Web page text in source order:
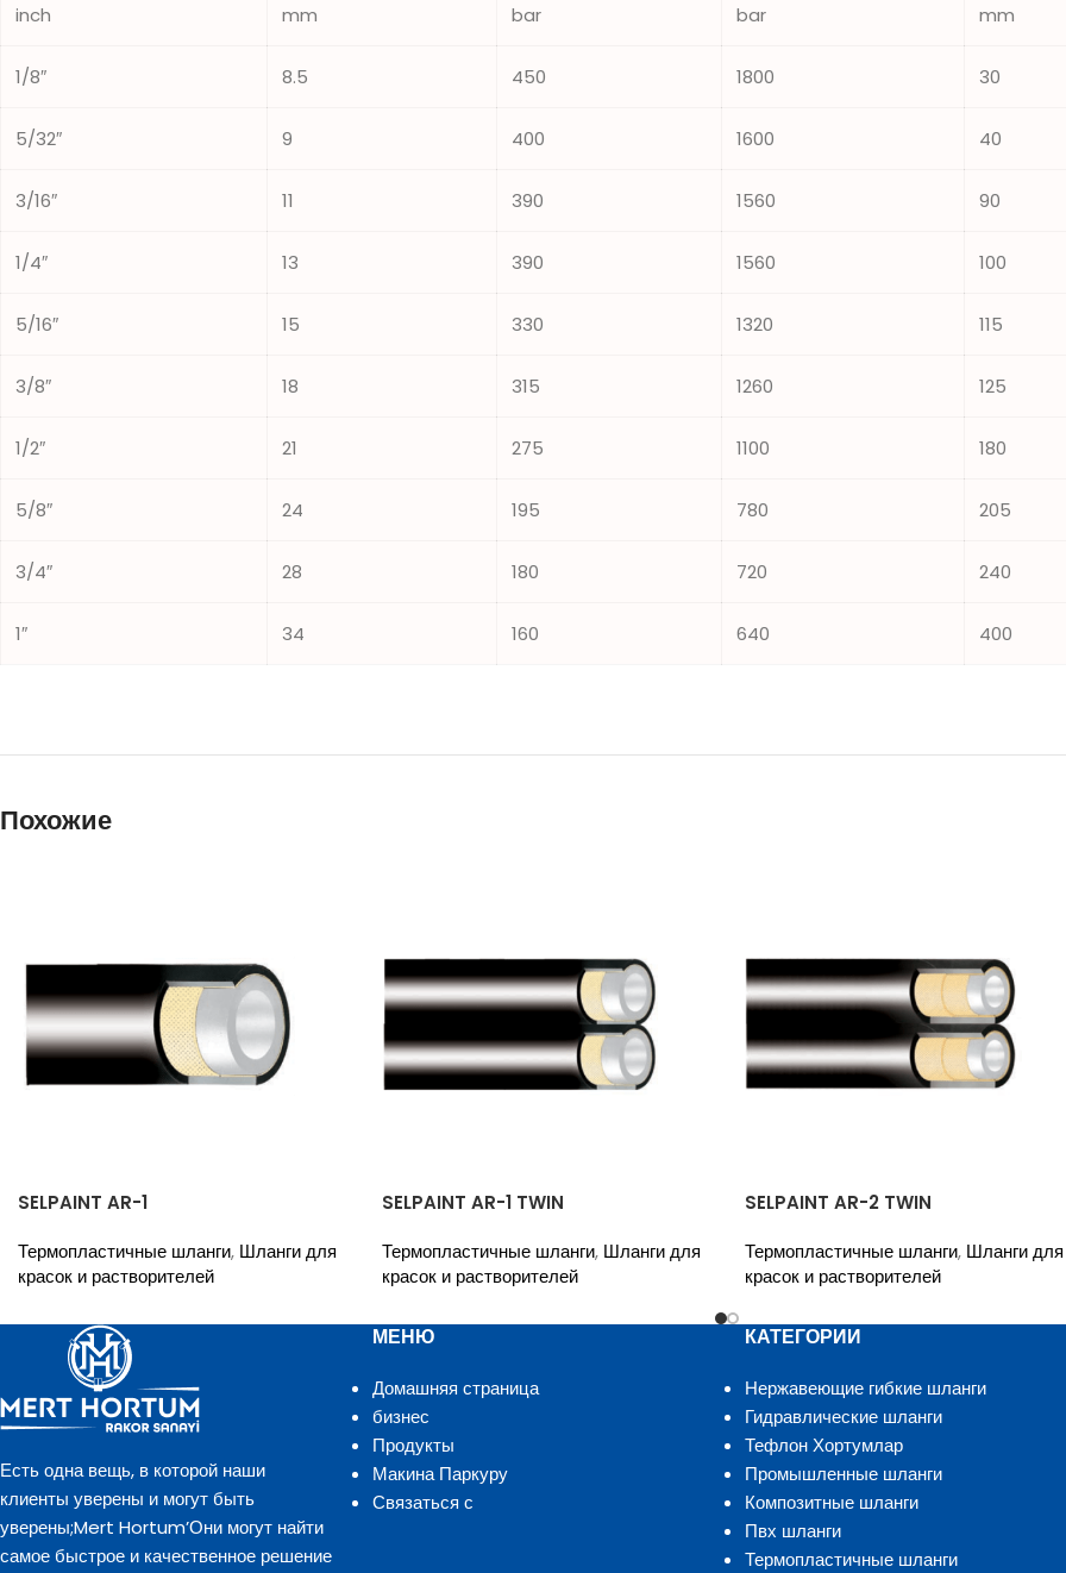
inch mm bar bar mm
1/8″ 8.5 450 1800 30
5/32″ 9 400 1600 40
3/16″ 11 390 1560 90
1/4″ 13 390 1560 100
5/16″ 15 330 1320 115
3/8″ 18 315 1260 125
1/2″ 21 275 1100 180
5/8″ 24 195 780 205
3/4″ 28 180 720 240
1″ 34 160 640 400
Похожие
SELPAINT AR-1
Термопластичные шланги, Шланги для
красок и растворителей
SELPAINT AR-1 TWIN
Термопластичные шланги, Шланги для
красок и растворителей
SELPAINT AR-2 TWIN
Термопластичные шланги, Шланги для
красок и растворителей
Есть одна вещь, в которой наши
клиенты уверены и могут быть
уверены;Mert Hortum’Они могут найти
самое быстрое и качественное решение
МЕНЮ
Домашняя страница
бизнес
Продукты
Макина Паркуру
Связаться с
КАТЕГОРИИ
Нержавеющие гибкие шланги
Гидравлические шланги
Тефлон Хортумлар
Промышленные шланги
Композитные шланги
Пвх шланги
Термопластичные шланги